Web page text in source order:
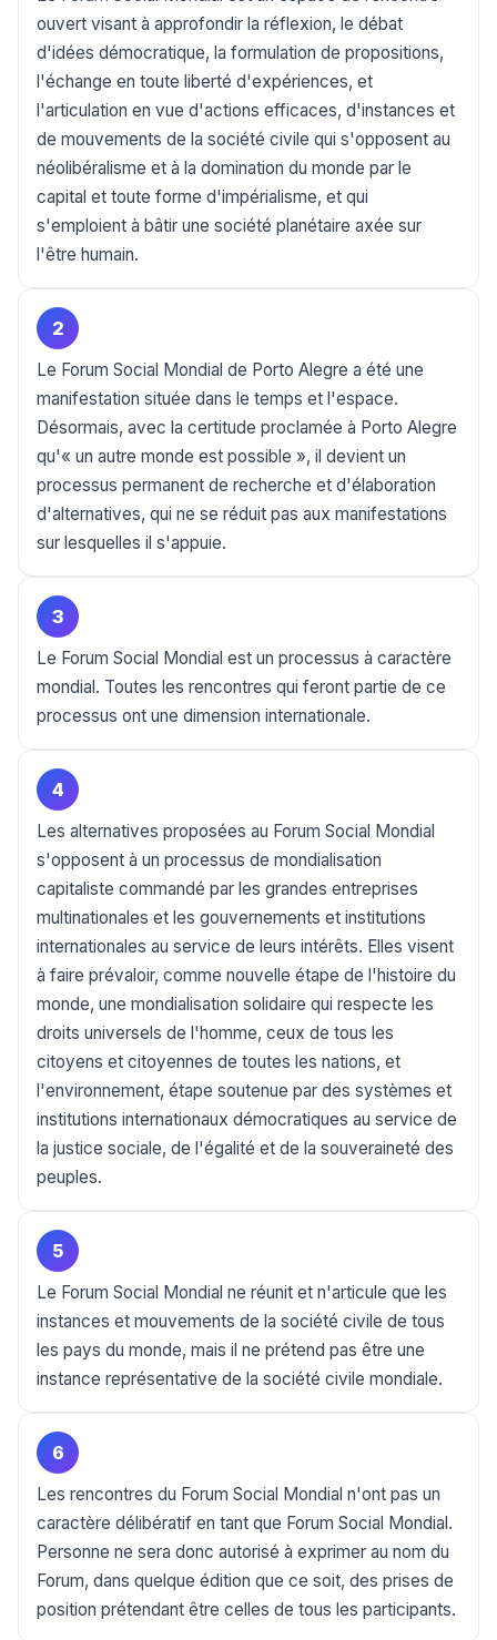
ouvert visant à approfondir la réflexion, le débat
d'idées démocratique, la formulation de propositions,
l'échange en toute liberté d'expériences, et
l'articulation en vue d'actions efficaces, d'instances et
de mouvements de la société civile qui s'opposent au
néolibéralisme et à la domination du monde par le
capital et toute forme d'impérialisme, et qui
s'emploient à bâtir une société planétaire axée sur
l'être humain.
2
Le Forum Social Mondial de Porto Alegre a été une
manifestation située dans le temps et l'espace.
Désormais, avec la certitude proclamée à Porto Alegre
qu'« un autre monde est possible », il devient un
processus permanent de recherche et d'élaboration
d'alternatives, qui ne se réduit pas aux manifestations
sur lesquelles il s'appuie.
3
Le Forum Social Mondial est un processus à caractère
mondial. Toutes les rencontres qui feront partie de ce
processus ont une dimension internationale.
4
Les alternatives proposées au Forum Social Mondial
s'opposent à un processus de mondialisation
capitaliste commandé par les grandes entreprises
multinationales et les gouvernements et institutions
internationales au service de leurs intérêts. Elles visent
à faire prévaloir, comme nouvelle étape de l'histoire du
monde, une mondialisation solidaire qui respecte les
droits universels de l'homme, ceux de tous les
citoyens et citoyennes de toutes les nations, et
l'environnement, étape soutenue par des systèmes et
institutions internationaux démocratiques au service de
la justice sociale, de l'égalité et de la souveraineté des
peuples.
5
Le Forum Social Mondial ne réunit et n'articule que les
instances et mouvements de la société civile de tous
les pays du monde, mais il ne prétend pas être une
instance représentative de la société civile mondiale.
6
Les rencontres du Forum Social Mondial n'ont pas un
caractère délibératif en tant que Forum Social Mondial.
Personne ne sera donc autorisé à exprimer au nom du
Forum, dans quelque édition que ce soit, des prises de
position prétendant être celles de tous les participants.